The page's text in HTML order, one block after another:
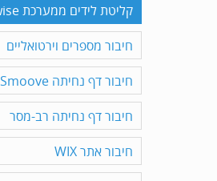
קליטת לידים ממערכת inwise
חיבור מספרים וירטואליים
חיבור דף נחיתה Smoove
חיבור דף נחיתה רב-מסר
חיבור אתר WIX